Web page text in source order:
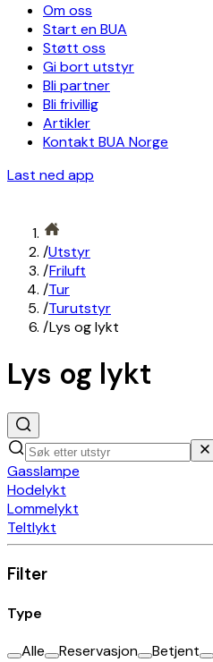
Om oss
Start en BUA
Støtt oss
Gi bort utstyr
Bli partner
Bli frivillig
Artikler
Kontakt BUA Norge
Last ned app
/Utstyr
/Friluft
/Tur
/Turutstyr
/Lys og lykt
Lys og lykt
Gasslampe
Hodelykt
Lommelykt
Teltlykt
Filter
Type
Alle Reservasjon Betjent